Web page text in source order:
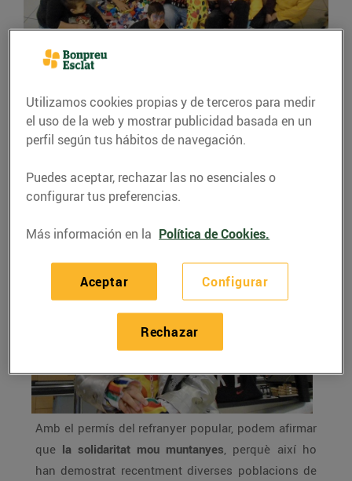
ACTUALIDAD
La solidaritat mou
muntanyes
08/abril/2016
Amb el permís del refranyer popular, podem afirmar
que la solidaritat mou muntanyes , perquè així ho
han demostrat recentment diverses poblacions de
Utilizamos cookies propias y de terceros para medir
el uso de la web y mostrar publicidad basada en un
perfil según tus hábitos de navegación.
Puedes aceptar, rechazar las no esenciales o
configurar tus preferencias.
Más información en la Política de Cookies.
Configurar
Rechazar
Aceptar